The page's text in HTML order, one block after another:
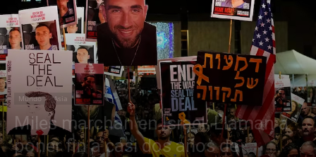
Mundo Asia
Miles marchan en Israel: Llaman a
poner fin a casi dos años de